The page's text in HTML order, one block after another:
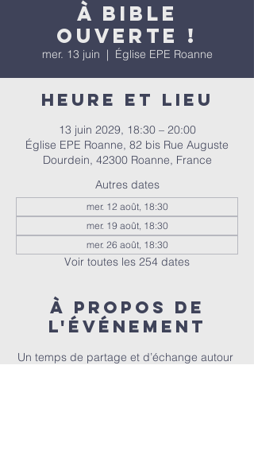
À bible
ouverte !
mer. 13 juin
  |
Église EPE Roanne
Heure et lieu
13 juin 2029, 18:30 – 20:00
Église EPE Roanne, 82 bis Rue Auguste
Dourdein, 42300 Roanne, France
Autres dates
mer. 12 août, 18:30
mer. 19 août, 18:30
mer. 26 août, 18:30
Voir toutes les 254 dates
À propos de
l'événement
Un temps de partage et d’échange autour